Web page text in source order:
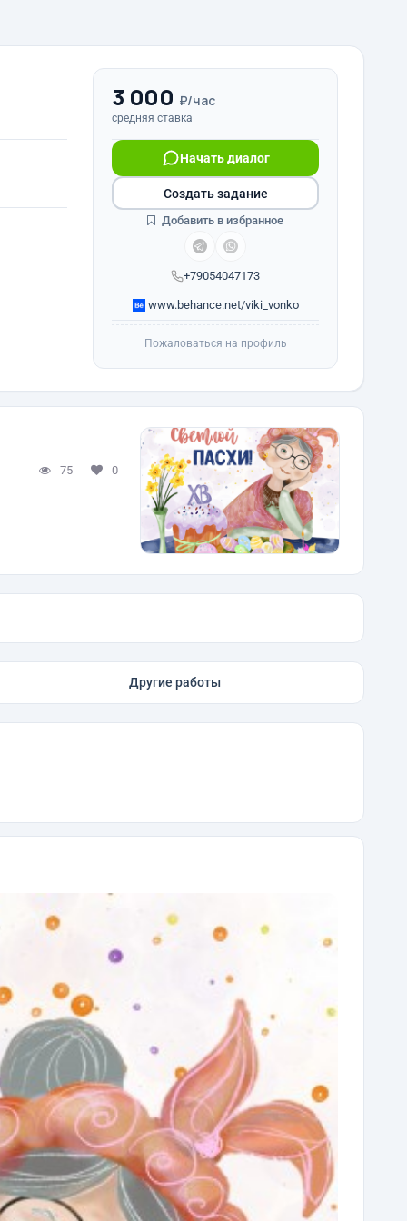
3 000 ₽/час
средняя ставка
+79054047173
Начать диалог
www.behance.net/viki_vonko
Создать задание
Добавить в избранное
Пожаловаться на профиль
75 0
Другие работы